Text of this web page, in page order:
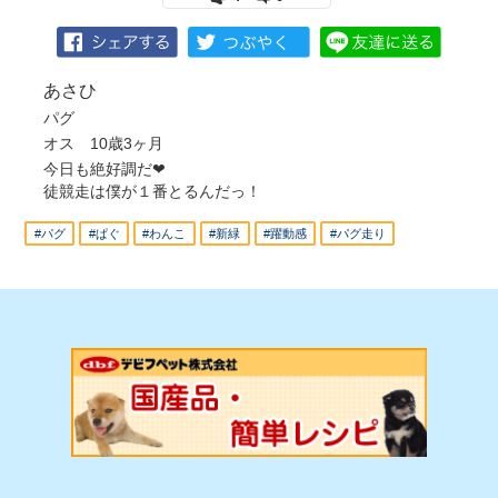
あさひ
パグ
オス 10歳3ヶ月
今日も絶好調だ❤︎
徒競走は僕が１番とるんだっ！
#パグ #ぱぐ #わんこ #新緑 #躍動感 #パグ走り